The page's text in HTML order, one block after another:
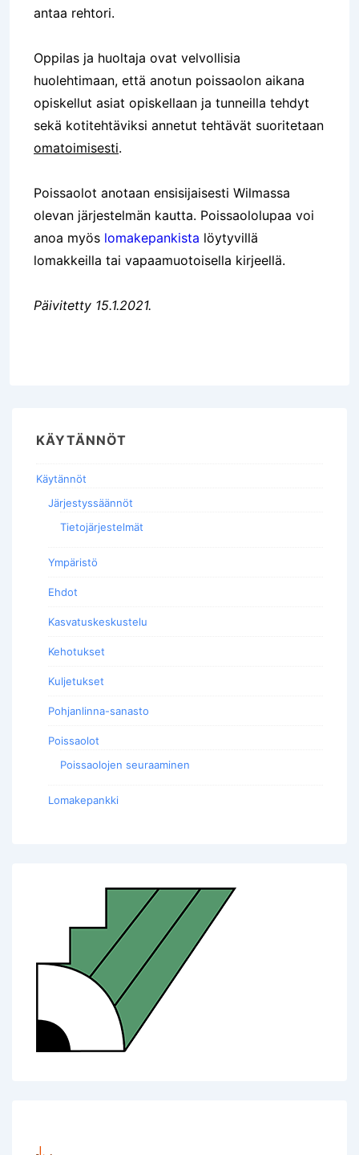
antaa rehtori.
Oppilas ja huoltaja ovat velvollisia
huolehtimaan, että anotun poissaolon aikana
opiskellut asiat opiskellaan ja tunneilla tehdyt
sekä kotitehtäviksi annetut tehtävät suoritetaan
omatoimisesti.
Poissaolot anotaan ensisijaisesti Wilmassa
olevan järjestelmän kautta. Poissaololupaa voi
anoa myös lomakepankista löytyvillä
lomakkeilla tai vapaamuotoisella kirjeellä.
Päivitetty 15.1.2021.
KÄYTÄNNÖT
Käytännöt
Järjestyssäännöt
Tietojärjestelmät
Ympäristö
Ehdot
Kasvatuskeskustelu
Kehotukset
Kuljetukset
Pohjanlinna-sanasto
Poissaolot
Poissaolojen seuraaminen
Lomakepankki